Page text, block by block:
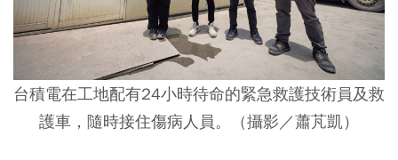
台積電在工地配有24小時待命的緊急救護技術員及救
護車，隨時接住傷病人員。（攝影／蕭芃凱）